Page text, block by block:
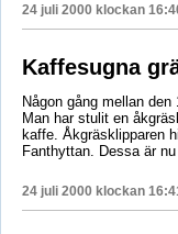
24 juli 2000 klockan
Kaffesugna
Någon gång mellan
Man har stulit en
kaffe. Åkgräsklipparen
Fanthyttan. Dessa är
24 juli 2000 klockan